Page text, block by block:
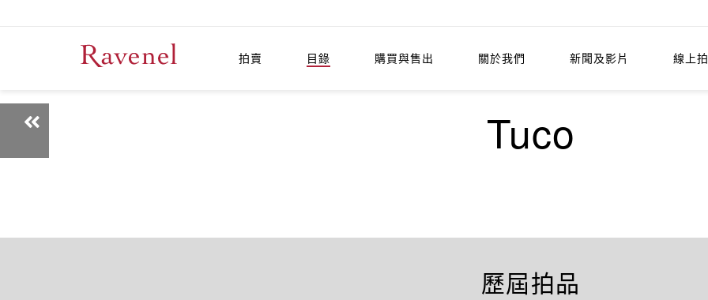
拍賣 目錄 購買與售出 關於我們 新聞及影片 線上
Tuco
歷屆拍品